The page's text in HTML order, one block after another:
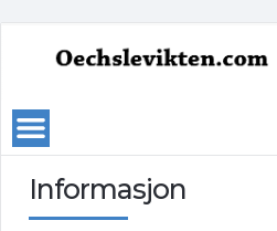
Informasjon